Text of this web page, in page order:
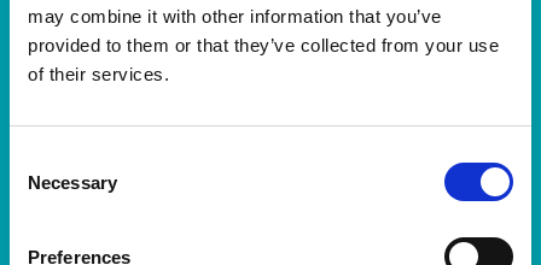
may combine it with other information that you’ve
provided to them or that they’ve collected from your use
of their services.
Selection
Necessary
Preferences
seran admesos els atletes de elit o com categoria
Label de World Athletics que s’inscriguin com a
corredors populars. La participació de tots els
Athletics tindrà ser admesa per l’Organització de
vehicles no autoritzats, per la seguretat dels
reserven la facultat de desqualificar l’infractor que,